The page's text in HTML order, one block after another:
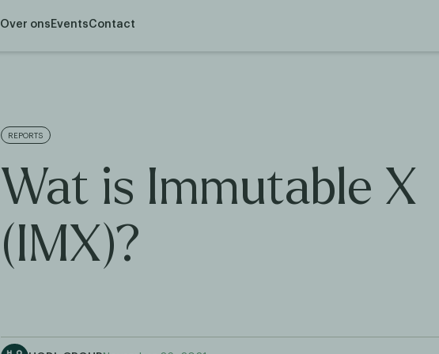
Over ons EventsContact
REPORTS
Wat is Immutable X
(IMX)?